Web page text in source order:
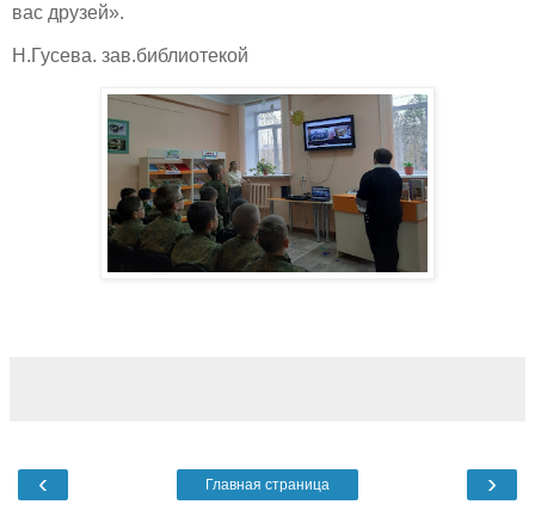
вас друзей».
Н.Гусева. зав.библиотекой
‹ ›
Главная страница